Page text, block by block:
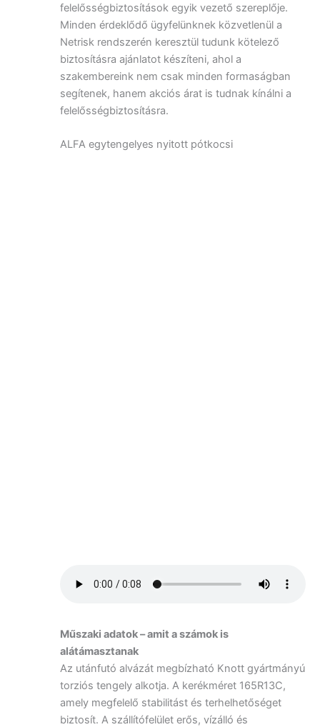
felelősségbiztosítások egyik vezető szereplője.
Minden érdeklődő ügyfelünknek közvetlenül a
Netrisk rendszerén keresztül tudunk kötelező
biztosításra ajánlatot készíteni, ahol a
szakembereink nem csak minden formaságban
segítenek, hanem akciós árat is tudnak kínálni a
felelősségbiztosításra.
ALFA egytengelyes nyitott pótkocsi
Műszaki adatok – amit a számok is
alátámasztanak
Az utánfutó alvázát megbízható Knott gyártmányú
torziós tengely alkotja. A kerékméret 165R13C,
amely megfelelő stabilitást és terhelhetőséget
biztosít. A szállítófelület erős, vízálló és